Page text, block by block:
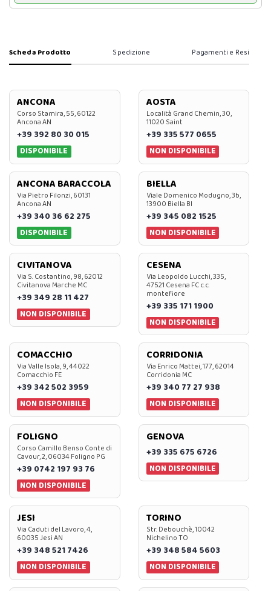
Scheda Prodotto Spedizione Pagamenti e Resi
ANCONA
Corso Stamira, 55, 60122
Ancona AN
+39 392 80 30 015
DISPONIBILE
AOSTA
Località Grand Chemin, 30,
11020 Saint
+39 335 577 0655
NON DISPONIBILE
ANCONA BARACCOLA
Via Pietro Filonzi, 60131
Ancona AN
+39 340 36 62 275
DISPONIBILE
BIELLA
Viale Domenico Modugno, 3b,
13900 Biella BI
+39 345 082 1525
NON DISPONIBILE
CIVITANOVA
Via S. Costantino, 98, 62012
Civitanova Marche MC
+39 349 28 11 427
NON DISPONIBILE
CESENA
Via Leopoldo Lucchi, 335,
47521 Cesena FC c.c.
montefiore
+39 335 171 1900
NON DISPONIBILE
COMACCHIO
Via Valle Isola, 9, 44022
Comacchio FE
+39 342 502 3959
NON DISPONIBILE
CORRIDONIA
Via Enrico Mattei, 177, 62014
Corridonia MC
+39 340 77 27 938
NON DISPONIBILE
FOLIGNO
Corso Camillo Benso Conte di
Cavour, 2, 06034 Foligno PG
+39 0742 197 93 76
NON DISPONIBILE
GENOVA
+39 335 675 6726
NON DISPONIBILE
JESI
Via Caduti del Lavoro, 4,
60035 Jesi AN
+39 348 521 7426
NON DISPONIBILE
TORINO
Str. Debouchè, 10042
Nichelino TO
+39 348 584 5603
NON DISPONIBILE